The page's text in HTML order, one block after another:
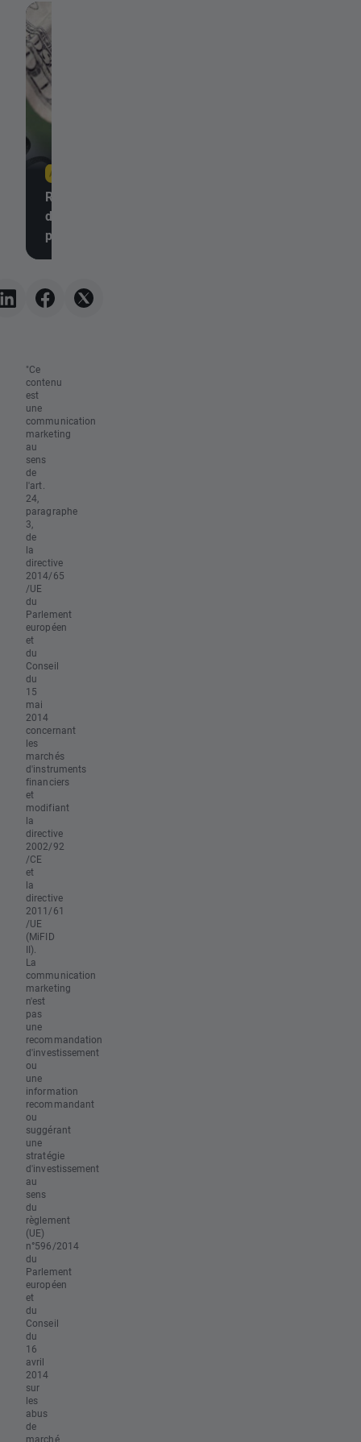
Résumé quotidien : le
dollar s'effondre après la
publication des chiffres de
"Ce
contenu
est
une
communication
marketing
au
sens
de
l'art.
24,
paragraphe
3,
de
la
directive
2014/65
/UE
du
Parlement
européen
et
du
Conseil
du
15
mai
2014
concernant
les
marchés
d'instruments
financiers
et
modifiant
la
directive
2002/92
/CE
et
la
directive
2011/61
/UE
(MiFID
II).
La
communication
marketing
n'est
pas
une
recommandation
d'investissement
ou
une
information
recommandant
ou
suggérant
une
stratégie
d'investissement
au
sens
du
règlement
(UE)
n°596/2014
du
Parlement
européen
et
du
Conseil
du
16
avril
2014
sur
les
abus
de
marché